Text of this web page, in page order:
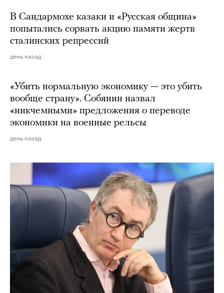
В Сандармохе казаки и «Русская община»
попытались сорвать акцию памяти жертв
сталинских репрессий
день назад
«Убить нормальную экономику — это убить
вообще страну». Собянин назвал
«никчемными» предложения о переводе
экономики на военные рельсы
день назад